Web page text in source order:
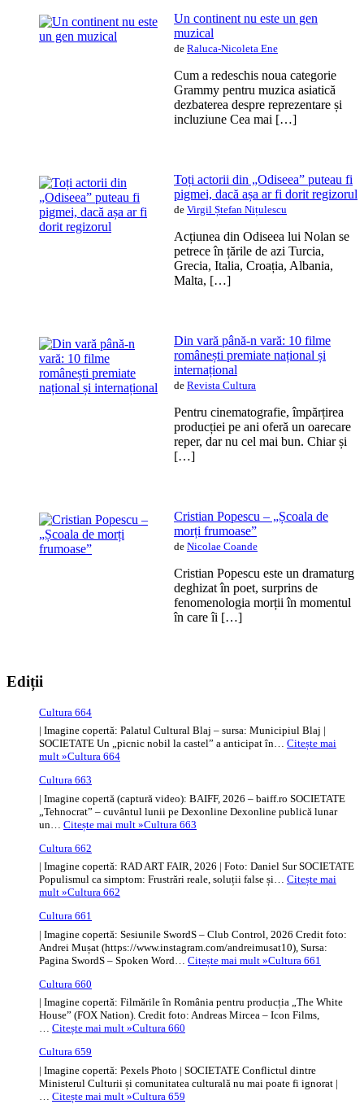
Un continent nu este un gen
muzical
de Raluca-Nicoleta Ene
Cum a redeschis noua categorie
Grammy pentru muzica asiatică
dezbaterea despre reprezentare și
incluziune Cea mai […]
Toți actorii din „Odiseea” puteau fi
pigmei, dacă așa ar fi dorit regizorul
de Virgil Ștefan Nițulescu
Acțiunea din Odiseea lui Nolan se
petrece în țările de azi Turcia,
Grecia, Italia, Croația, Albania,
Malta, […]
Din vară până-n vară: 10 filme
românești premiate național și
internațional
de Revista Cultura
Pentru cinematografie, împărțirea
producției pe ani oferă un oarecare
reper, dar nu cel mai bun. Chiar și
[…]
Cristian Popescu – „Școala de
morți frumoase”
de Nicolae Coande
Cristian Popescu este un dramaturg
deghizat în poet, surprins de
fenomenologia morții în momentul
în care îi […]
Ediții
Cultura 664
| Imagine copertă: Palatul Cultural Blaj – sursa: Municipiul Blaj |
SOCIETATE Un „picnic nobil la castel” a anticipat în… Citește mai
mult »Cultura 664
Cultura 663
| Imagine copertă (captură video): BAIFF, 2026 – baiff.ro SOCIETATE
„Tehnocrat” – cuvântul lunii pe Dexonline Dexonline publică lunar
un… Citește mai mult »Cultura 663
Cultura 662
| Imagine copertă: RAD ART FAIR, 2026 | Foto: Daniel Sur SOCIETATE
Populismul ca simptom: Frustrări reale, soluții false și… Citește mai
mult »Cultura 662
Cultura 661
| Imagine copertă: Sesiunile SwordS – Club Control, 2026 Credit foto:
Andrei Mușat (https://www.instagram.com/andreimusat10), Sursa:
Pagina SwordS – Spoken Word… Citește mai mult »Cultura 661
Cultura 660
| Imagine copertă: Filmările în România pentru producția „The White
House” (FOX Nation). Credit foto: Andreas Mircea – Icon Films,
… Citește mai mult »Cultura 660
Cultura 659
| Imagine copertă: Pexels Photo | SOCIETATE Conflictul dintre
Ministerul Culturii și comunitatea culturală nu mai poate fi ignorat |
Citește mai mult »Cultura 659